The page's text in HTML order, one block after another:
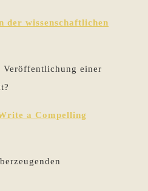
der wissenschaftlichen
Veröffentlichung einer
a Compelling